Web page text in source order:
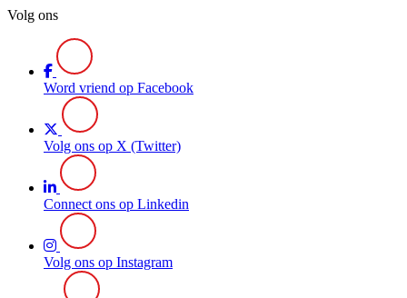
Volg ons
Word vriend op Facebook
Volg ons op X (Twitter)
Connect ons op Linkedin
Volg ons op Instagram